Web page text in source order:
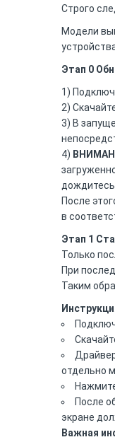
Строго
Модели
Этап 0
1)
2)
3) В
4)
дождитесь
После
в
Этап 1
Только
При
Таким
отдельно
После
экране
Важная